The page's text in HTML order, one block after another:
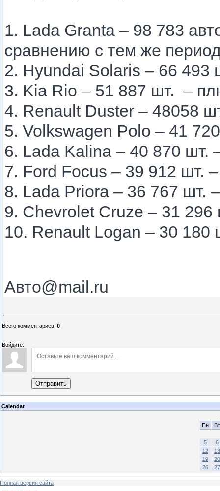
1. Lada Granta – 98 783
сравнению с тем же
2. Hyundai Solaris – 66 493
3. Kia Rio – 51 887 шт. –
4. Renault Duster – 48058
5. Volkswagen Polo – 41
6. Lada Kalina – 40 870 шт.
7. Ford Focus – 39 912 шт.
8. Lada Priora – 36 767 шт.
9. Chevrolet Cruze – 31 296
10. Renault Logan – 30 180
Авто@mail.ru
Всего комментариев: 0
Войдите:
Отправить
Calendar
Пн
Вт
5
6
12
13
19
20
26
27
Полная версия сайта